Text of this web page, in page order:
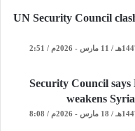
UN Security Council
الأربعاء - 22 رمضان - 1447هـ / 11 مارس - 2026م / 2:51
Security Council
weakens
الأربعاء - 29 رمضان - 1447هـ / 18 مارس - 2026م / 8:08